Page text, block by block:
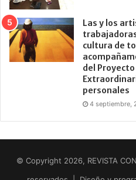
Las y los
cultura de
del
personales
4 septiembre,
© Copyright 2026, REVISTA